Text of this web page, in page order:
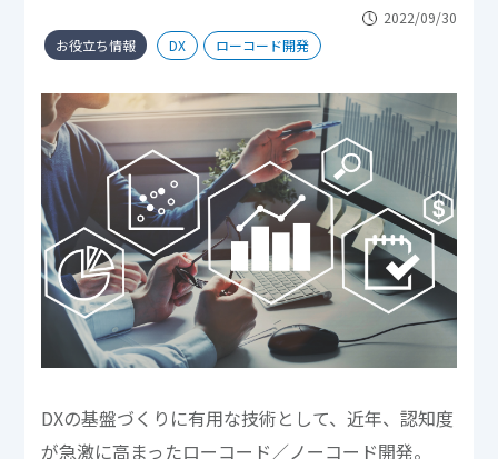
2022/09/30
お役立ち情報
DX ローコード開発
DXの基盤づくりに有用な技術として、近年、認知度
が急激に高まったローコード／ノーコード開発。